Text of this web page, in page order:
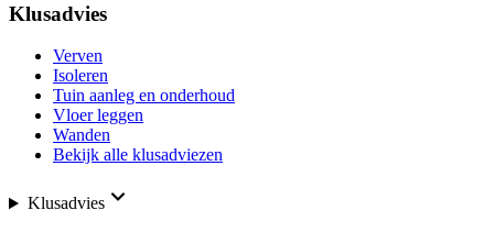
Klusadvies
Verven
Isoleren
Tuin aanleg en onderhoud
Vloer leggen
Wanden
Bekijk alle klusadviezen
Klusadvies